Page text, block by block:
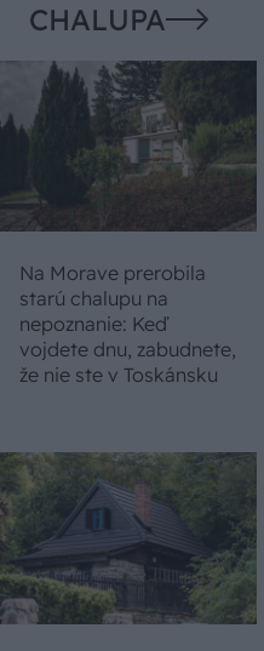
CHALUPA
Na Morave prerobila
starú chalupu na
nepoznanie: Keď
vojdete dnu, zabudnete,
že nie ste v Toskánsku